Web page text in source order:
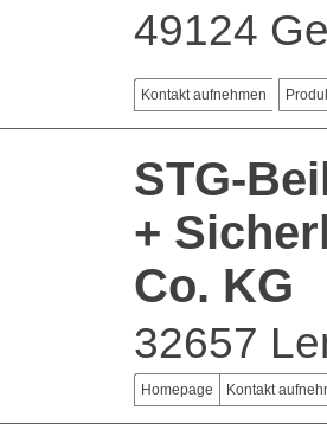
49124
Kontakt aufnehmen
STG-
+
Co. KG
32657
Homepage Kontakt